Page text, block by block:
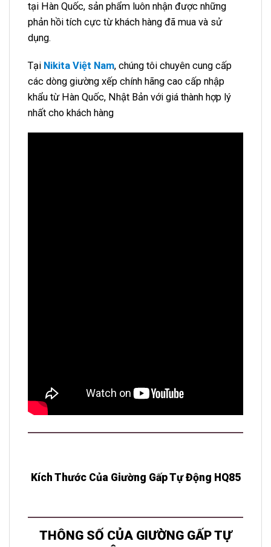
tại Hàn Quốc, sản phẩm luôn nhận được những
phản hồi tích cực từ khách hàng đã mua và sử
dụng.
Tại Nikita Việt Nam, chúng tôi chuyên cung cấp
các dòng giường xếp chính hãng cao cấp nhập
khẩu từ Hàn Quốc, Nhật Bản với giá thành hợp lý
nhất cho khách hàng
Kích Thước Của Giường Gấp Tự Động HQ85
THÔNG SỐ CỦA GIƯỜNG GẤP TỰ